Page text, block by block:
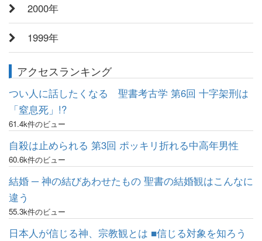
2000年
1999年
アクセスランキング
つい人に話したくなる 聖書考古学 第6回 十字架刑は
「窒息死」!?
61.4k件のビュー
自殺は止められる 第3回 ポッキリ折れる中高年男性
60.6k件のビュー
結婚 ─ 神の結びあわせたもの 聖書の結婚観はこんなに
違う
55.3k件のビュー
日本人が信じる神、宗教観とは ■信じる対象を知ろう